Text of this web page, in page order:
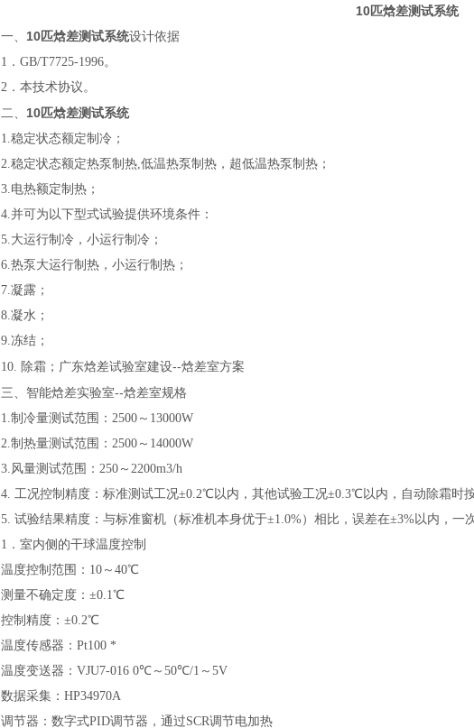
10匹焓差测试系统
一、 10匹焓差测试系统设计依据
1．GB/T7725-1996。
2．本技术协议。
二、 10匹焓差测试系统
1.稳定状态额定制冷；
2.稳定状态额定热泵制热,低温热泵制热，超低温热泵制热；
3.电热额定制热；
4.并可为以下型式试验提供环境条件：
5.大运行制冷，小运行制冷；
6.热泵大运行制热，小运行制热；
7.凝露；
8.凝水；
9.冻结；
10. 除霜； 广东焓差试验室建设--焓差室方案
三、 智能焓差实验室--焓差室规格
1.制冷量测试范围：2500～13000W
2.制热量测试范围：2500～14000W
3.风量测试范围：250～2200m3/h
4. 工况控制精度：标准测试工况±0.2℃以内，其他试验工况±0.3℃以内，自动除霜时
5. 试验结果精度：与标准窗机（标准机本身优于±1.0%）相比，误差在±3%以内，
1．室内侧的干球温度控制
温度控制范围：10～40℃
测量不确定度：±0.1℃
控制精度：±0.2℃
温度传感器：Pt100 *
温度变送器：VJU7-016 0℃～50℃/1～5V
数据采集：HP34970A
调节器：数字式PID调节器，通过SCR调节电加热